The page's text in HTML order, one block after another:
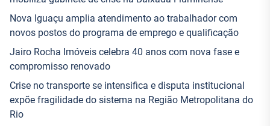
Nova Iguaçu amplia atendimento ao trabalhador com
novos postos do programa de emprego e qualificação
Jairo Rocha Imóveis celebra 40 anos com nova fase e
compromisso renovado
Crise no transporte se intensifica e disputa institucional
expõe fragilidade do sistema na Região Metropolitana do
Rio